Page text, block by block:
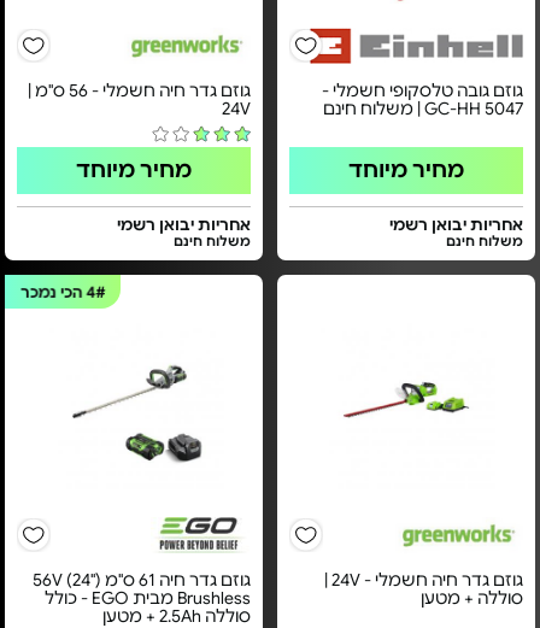
גוזם גובה טלסקופי חשמלי -
GC-HH 5047 | משלוח חינם
מחיר מיוחד
אחריות יבואן רשמי
משלוח חינם
גוזם גדר חיה חשמלי - ​56 ס"מ |
24V​
מחיר מיוחד
אחריות יבואן רשמי
משלוח חינם
גוזם גדר חיה חשמלי - 24V |
סוללה + מטען
4#הכי נמכר
גוזם גדר חיה 61 ס"מ ("24) 56V
Brushless מבית EGO - כולל
סוללה 2.5Ah + מטען